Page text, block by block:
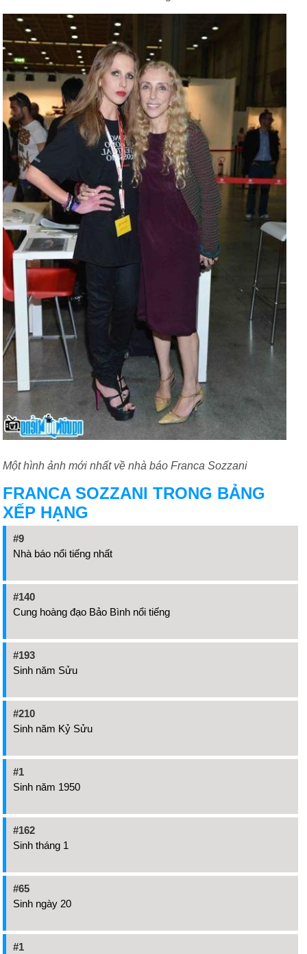
Một hình ảnh mới nhất về nhà báo Franca Sozzani
FRANCA SOZZANI TRONG BẢNG
XẾP HẠNG
#9
Nhà báo nổi tiếng nhất
#140
Cung hoàng đạo Bảo Bình nổi tiếng
#193
Sinh năm Sửu
#210
Sinh năm Kỷ Sửu
#1
Sinh năm 1950
#162
Sinh tháng 1
#65
Sinh ngày 20
#1